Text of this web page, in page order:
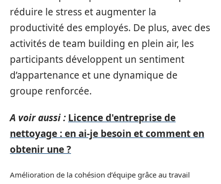
réduire le stress et augmenter la
productivité des employés. De plus, avec des
activités de team building en plein air, les
participants développent un sentiment
d’appartenance et une dynamique de
groupe renforcée.
A voir aussi : Licence d'entreprise de
nettoyage : en ai-je besoin et comment en
obtenir une ?
Amélioration de la cohésion d’équipe grâce au travail